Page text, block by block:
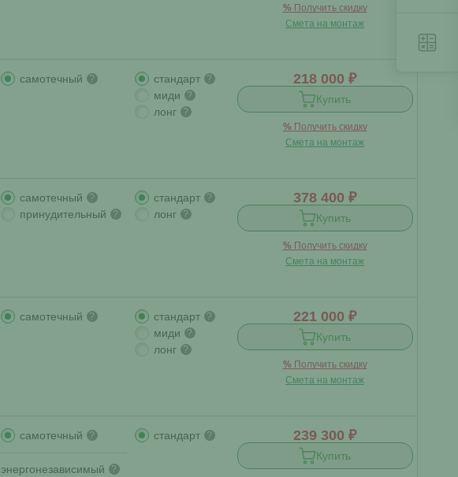
% Получить скидку
Смета на монтаж
самотечный ? стандарт ?
миди ?
лонг ?
218 000 ₽
Купить
% Получить скидку
Смета на монтаж
самотечный ?
принудительный ?
стандарт ?
лонг ?
378 400 ₽
Купить
% Получить скидку
Смета на монтаж
самотечный ? стандарт ?
миди ?
лонг ?
221 000 ₽
Купить
% Получить скидку
Смета на монтаж
самотечный ?
энергонезависимый ?
стандарт ? 239 300 ₽
Купить